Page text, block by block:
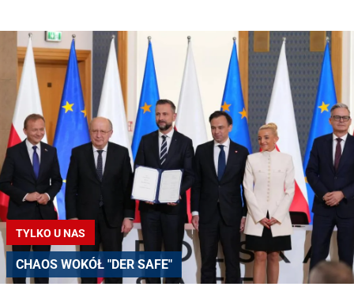
TYLKO U NAS
CHAOS WOKÓŁ "DER SAFE"